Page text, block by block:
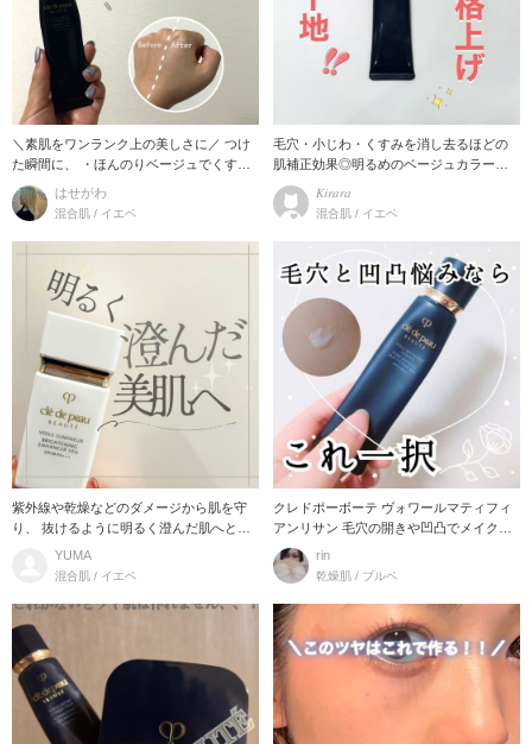
＼素肌をワンランク上の美しさに／ つけ
た瞬間に、 ・ほんのりベージュでくすみ
をトーンアッ
はせがわ
混合肌 / イエベ
毛穴・小じわ・くすみを消し去るほどの
肌補正効果◎明るめのベージュカラー
で、自然なカバー力と
𝐾𝑖𝑟𝑎𝑟𝑎
混合肌 / イエベ
紫外線や乾燥などのダメージから肌を守
り、 抜けるように明るく澄んだ肌へと仕
上げる化粧下地！
YUMA
混合肌 / イエベ
クレドポーボーテ ヴォワールマティフィ
アンリサン 毛穴の開きや凹凸でメイク崩
れしちゃう、
rin
乾燥肌 / ブルベ